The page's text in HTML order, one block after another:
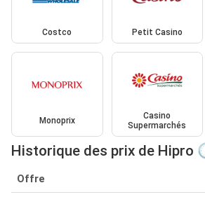
Costco Petit Casino
Monoprix
Casino
Supermarchés
Historique des prix de Hipro
Offre